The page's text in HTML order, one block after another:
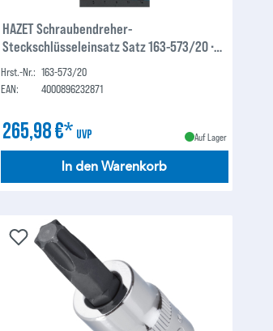
HAZET Schraubendreher-
Steckschlüsseleinsatz Satz 163-573/20 ∙
Vierkant12,5 mm (1/2 Zoll) ∙ Innen-
Sechskant Profil ∙ 4 – 14 ∙ Anzahl
Werkzeuge: 20
Hrst.-Nr.: 163-573/20
EAN:
4000896232871
265,98 €* UVP Auf Lager
In den Warenkorb